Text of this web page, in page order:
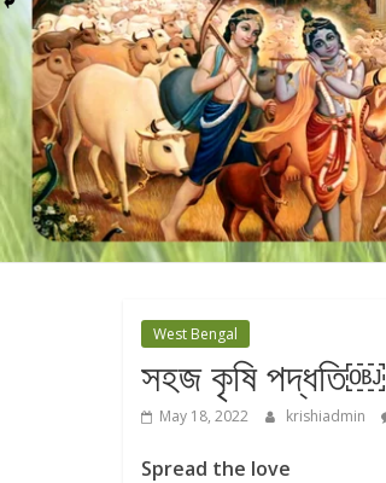
West Bengal
সহজ কৃষি পদ্ধতি￼
May 18, 2022 krishiadmin
Spread the love